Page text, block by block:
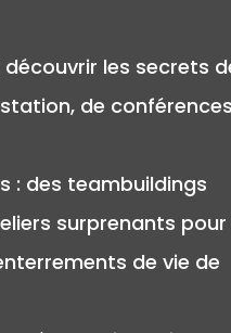
les secrets
de
: des teambuildings
surprenants pour
de vie de